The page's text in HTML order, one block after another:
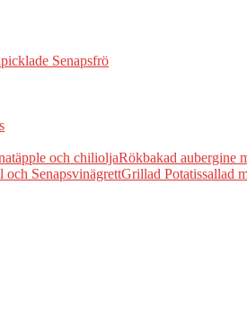
Senapsfrö
Rökbakad aubergine
Grillad Potatissallad